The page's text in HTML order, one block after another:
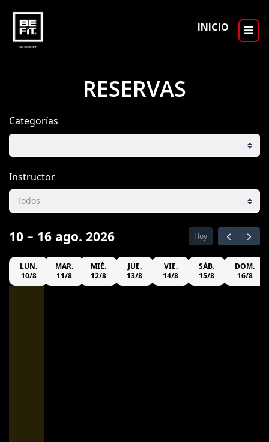
INICIO
RESERVAS
Categorías
Instructor
10 – 16 ago. 2026 Hoy
LUN.
10/8
MAR.
11/8
MIÉ.
12/8
JUE.
13/8
VIE.
14/8
SÁB.
15/8
DOM.
16/8